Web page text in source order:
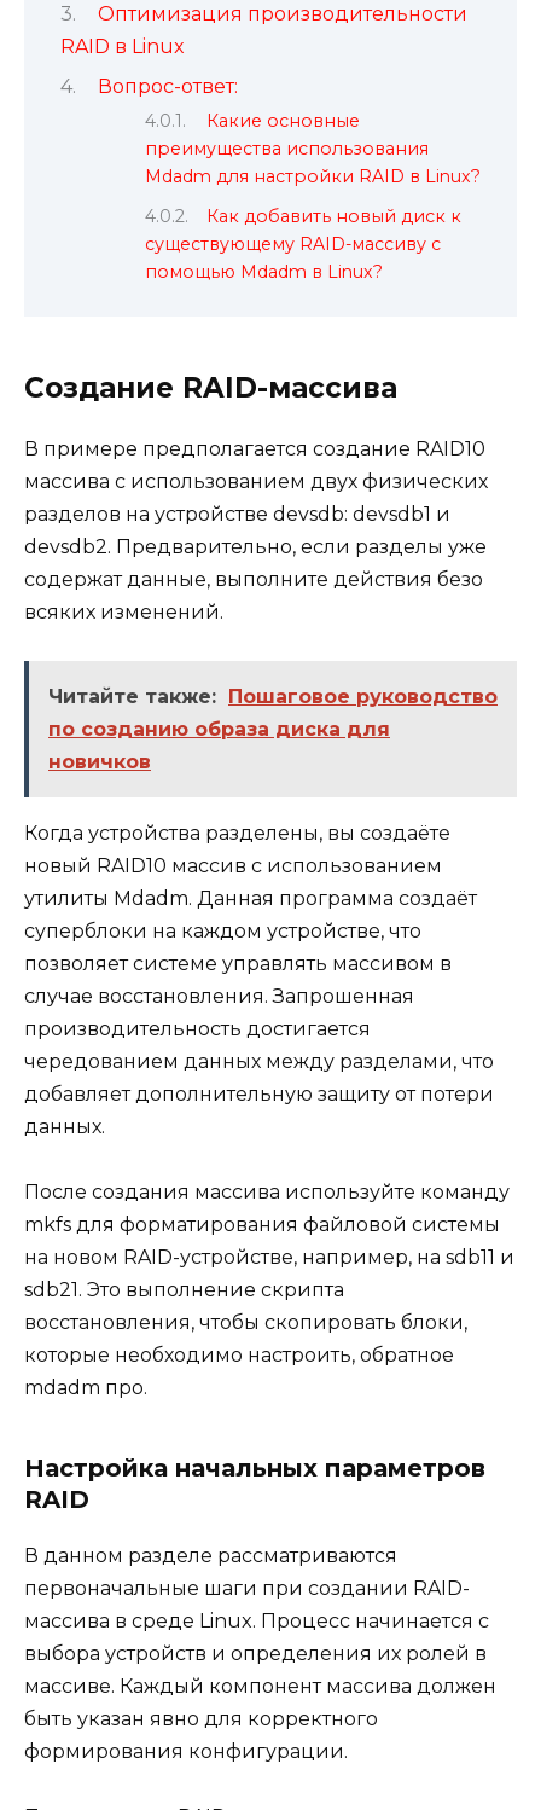
Оптимизация производительности
RAID в Linux
Вопрос-ответ:
Какие основные
преимущества использования
Mdadm для настройки RAID в Linux?
Как добавить новый диск к
существующему RAID-массиву с
помощью Mdadm в Linux?
Создание RAID-массива
В примере предполагается создание RAID10
массива с использованием двух физических
разделов на устройстве devsdb: devsdb1 и
devsdb2. Предварительно, если разделы уже
содержат данные, выполните действия безо
всяких изменений.
Читайте также: Пошаговое руководство
по созданию образа диска для
новичков
Когда устройства разделены, вы создаёте
новый RAID10 массив с использованием
утилиты Mdadm. Данная программа создаёт
суперблоки на каждом устройстве, что
позволяет системе управлять массивом в
случае восстановления. Запрошенная
производительность достигается
чередованием данных между разделами, что
добавляет дополнительную защиту от потери
данных.
После создания массива используйте команду
mkfs для форматирования файловой системы
на новом RAID-устройстве, например, на sdb11 и
sdb21. Это выполнение скрипта
восстановления, чтобы скопировать блоки,
которые необходимо настроить, обратное
mdadm про.
Настройка начальных параметров
RAID
В данном разделе рассматриваются
первоначальные шаги при создании RAID-
массива в среде Linux. Процесс начинается с
выбора устройств и определения их ролей в
массиве. Каждый компонент массива должен
быть указан явно для корректного
формирования конфигурации.